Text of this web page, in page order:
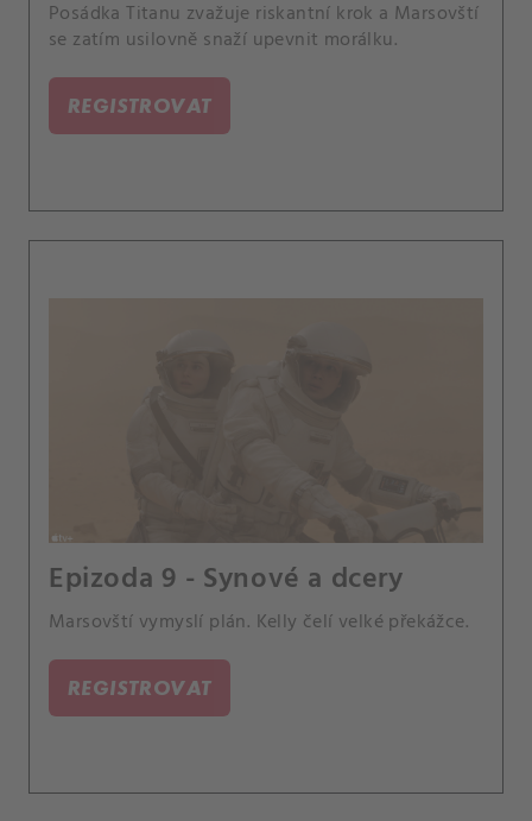
Posádka Titanu zvažuje riskantní krok a Marsovští
se zatím usilovně snaží upevnit morálku.
REGISTROVAT
Epizoda 9 - Synové a dcery
Marsovští vymyslí plán. Kelly čelí velké překážce.
REGISTROVAT